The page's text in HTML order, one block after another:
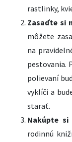
rastlinky,
Zasaďte si
môžete
na
pestovania.
polievaní
vyklíči a
starať.
Nakúpte si
rodinnú